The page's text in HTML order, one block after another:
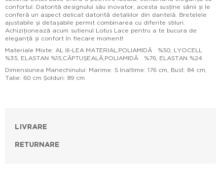
confortul. Datorită designului său inovator, acesta susține sânii și le
conferă un aspect delicat datorită detaliilor din dantelă. Bretelele
ajustabile și detașabile permit combinarea cu diferite stiluri.
Achiziționează acum sutienul Lotus Lace pentru a te bucura de
eleganță și confort în fiecare moment!
Materiale Mixte: AL III-LEA MATERIAL,POLIAMIDĂ %50, LYOCELL
%35, ELASTAN %15,CĂPTUŞEALĂ,POLIAMIDĂ %76, ELASTAN %24
Dimensiunea Manechinului: Marime: S Inaltime: 176 cm, Bust: 84 cm,
Talie: 60 cm Şolduri: 89 cm
LIVRARE
RETURNARE